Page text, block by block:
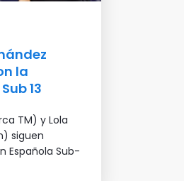
la
13
TM) y Lola
siguen
Española Sub-